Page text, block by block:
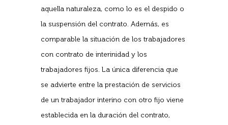
aquella naturaleza, como lo es el despido o
la suspensión del contrato. Además, es
comparable la situación de los trabajadores
con contrato de interinidad y los
trabajadores fijos. La única diferencia que
se advierte entre la prestación de servicios
de un trabajador interino con otro fijo viene
establecida en la duración del contrato,